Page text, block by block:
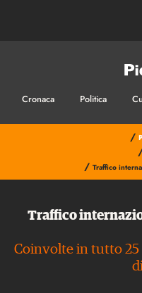
Cronaca Politica
/
/ Traffico
Traffico
Coinvolte in tutto 25